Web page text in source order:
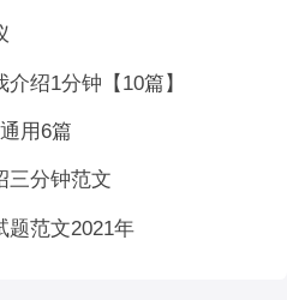
绍1分钟【10篇】
用6篇
三分钟范文
范文2021年